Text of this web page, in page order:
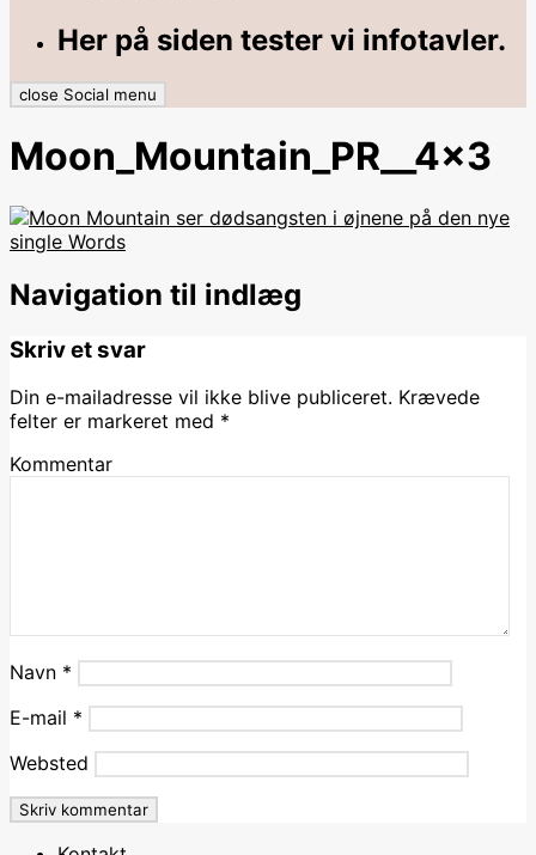
Her på siden tester vi infotavler.
close Social menu
Moon_Mountain_PR__4x3
Navigation til indlæg
Skriv et svar
Din e-mailadresse vil ikke blive publiceret. Krævede
felter er markeret med *
Kommentar
Navn *
E-mail *
Websted